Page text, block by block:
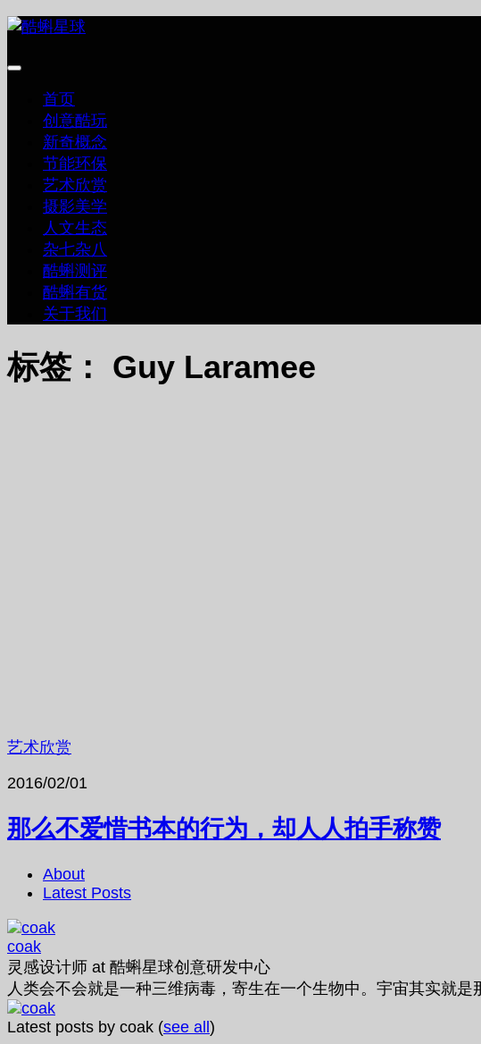
跳
内
首页
创意酷玩
新奇概念
节能环保
艺术欣赏
摄影美学
人文生态
杂七杂八
酷蝌测评
酷蝌有货
关于我们
标签： Guy Laramee
艺术欣赏
2016/02/01
那么不爱惜书本的行为，却人人拍手称赞
About
Latest Posts
coak
灵感设计师 at 酷蝌星球创意研发中心
人类会不会就是一种三维病毒，寄生在一个生物中。宇宙其实就是
Latest posts by coak (see all)